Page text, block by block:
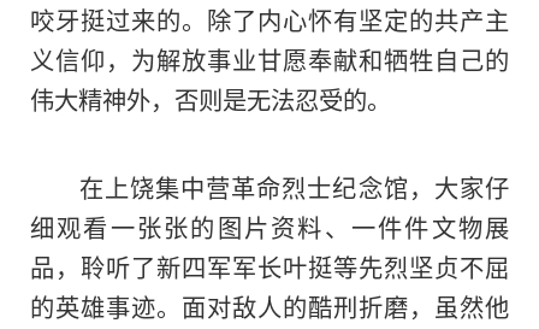
咬牙挺过来的。除了内心怀有坚定的共产主
义信仰，为解放事业甘愿奉献和牺牲自己的
伟大精神外，否则是无法忍受的。
在上饶集中营革命烈士纪念馆，大家仔
细观看一张张的图片资料、一件件文物展
品，聆听了新四军军长叶挺等先烈坚贞不屈
的英雄事迹。面对敌人的酷刑折磨，虽然他